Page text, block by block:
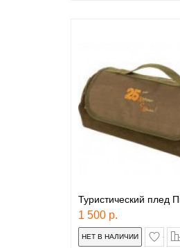
Туристический плед
1 500 р.
в